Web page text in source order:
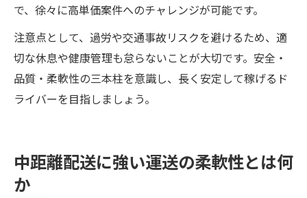
で、徐々に高単価案件へのチャレンジが可能です。
注意点として、過労や交通事故リスクを避けるため、適
切な休息や健康管理も怠らないことが大切です。安全・
品質・柔軟性の三本柱を意識し、長く安定して稼げるド
ライバーを目指しましょう。
中距離配送に強い運送の柔軟性とは何
か